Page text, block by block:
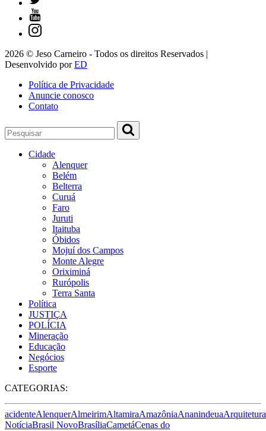
2026 © Jeso Carneiro - Todos os direitos Reservados |
Desenvolvido porED
Política de Privacidade
Anuncie conosco
Contato
Cidade
Alenquer
Belém
Belterra
Curuá
Faro
Juruti
Itaituba
Óbidos
Mojuí dos Campos
Monte Alegre
Oriximiná
Rurópolis
Terra Santa
Política
JUSTIÇA
POLÍCIA
Mineração
Educação
Negócios
Esporte
CATEGORIAS:
acidenteAlenquerAlmeirimAltamiraAmazôniaAnanindeuaArquitetura
NotíciaBrasil NovoBrasíliaCametáCenas do